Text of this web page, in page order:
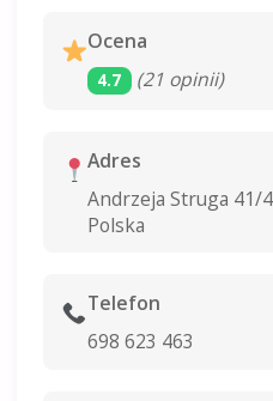
Ocena
4.7 (21 opinii)
Adres
Andrzeja Struga 41/
Polska
Telefon
698 623 463